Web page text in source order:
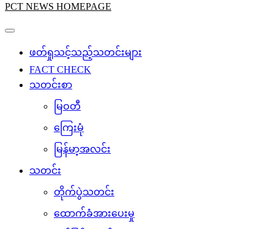
PCT NEWS HOMEPAGE
ဖတ်ရှုသင့်သည့်သတင်းများ
FACT CHECK
သတင်းစာ
မြဝတီ
ကြေးမုံ
မြန်မာ့အလင်း
သတင်း
တိုက်ပွဲသတင်း
ထောက်ခံအားပေးမှု